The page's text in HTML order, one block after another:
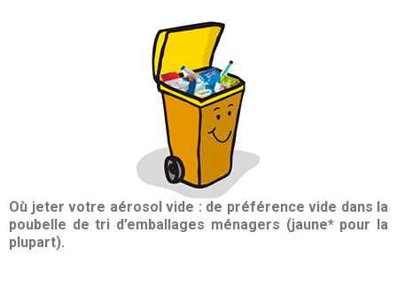
Où jeter votre aérosol vide : de préférence vide dans la
poubelle de tri d’emballages ménagers (jaune* pour la
plupart).